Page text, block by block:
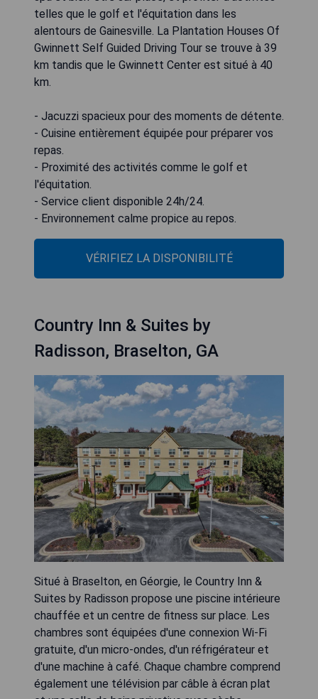
telles que le golf et l'équitation dans les
alentours de Gainesville. La Plantation Houses Of
Gwinnett Self Guided Driving Tour se trouve à 39
km tandis que le Gwinnett Center est situé à 40
km.
- Jacuzzi spacieux pour des moments de détente.
- Cuisine entièrement équipée pour préparer vos
repas.
- Proximité des activités comme le golf et
l'équitation.
- Service client disponible 24h/24.
- Environnement calme propice au repos.
VÉRIFIEZ LA DISPONIBILITÉ
Country Inn & Suites by
Radisson, Braselton, GA
Situé à Braselton, en Géorgie, le Country Inn &
Suites by Radisson propose une piscine intérieure
chauffée et un centre de fitness sur place. Les
chambres sont équipées d'une connexion Wi-Fi
gratuite, d'un micro-ondes, d'un réfrigérateur et
d'une machine à café. Chaque chambre comprend
également une télévision par câble à écran plat